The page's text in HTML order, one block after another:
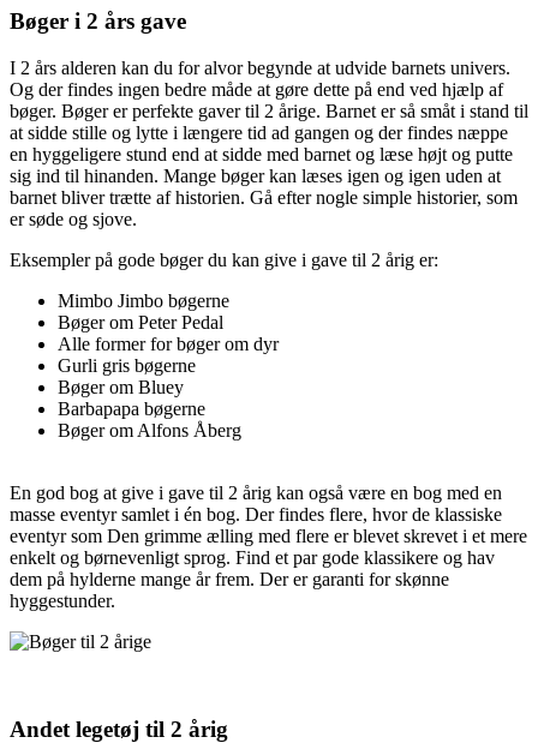
Bøger i 2 års gave
I 2 års alderen kan du for alvor begynde at udvide barnets univers.
Og der findes ingen bedre måde at gøre dette på end ved hjælp af
bøger. Bøger er perfekte gaver til 2 årige. Barnet er så småt i stand til
at sidde stille og lytte i længere tid ad gangen og der findes næppe
en hyggeligere stund end at sidde med barnet og læse højt og putte
sig ind til hinanden. Mange bøger kan læses igen og igen uden at
barnet bliver trætte af historien. Gå efter nogle simple historier, som
er søde og sjove.
Eksempler på gode bøger du kan give i gave til 2 årig er:
Mimbo Jimbo bøgerne
Bøger om Peter Pedal
Alle former for bøger om dyr
Gurli gris bøgerne
Bøger om Bluey
Barbapapa bøgerne
Bøger om Alfons Åberg
En god bog at give i gave til 2 årig kan også være en bog med en
masse eventyr samlet i én bog. Der findes flere, hvor de klassiske
eventyr som Den grimme ælling med flere er blevet skrevet i et mere
enkelt og børnevenligt sprog. Find et par gode klassikere og hav
dem på hylderne mange år frem. Der er garanti for skønne
hyggestunder.
Andet legetøj til 2 årig